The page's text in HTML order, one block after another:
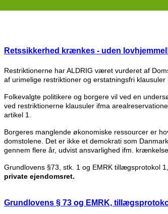
Retssikkerhed krænkes - uden
Restriktionerne har ALDRIG været vurderet af
af urimelige restriktioner og erstatningsfri klausuler
Folkevalgte politikere og borgere vil ved en
ved restriktionerne klausuler ifma
artikel 1.
Borgeres manglende økonomiske ressourcer er
domstolene. Det er ikke et demokrati som
gennem flere år, udvist ansvarlighed ifm.
Grundlovens §73, stk. 1 og EMRK tillægsprotokol
private ejendomsret.
Grundlovens § 73 og EMRK,